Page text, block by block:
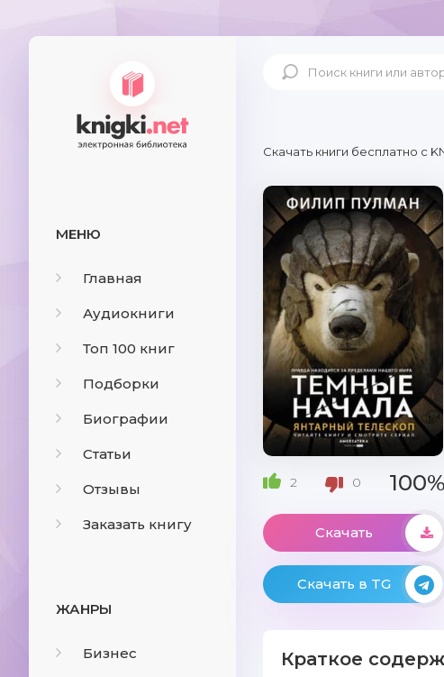
МЕНЮ
Главная
Аудиокниги
Топ 100 книг
Подборки
Биографии
Статьи
Отзывы
Заказать книгу
ЖАНРЫ
Бизнес
Скачать книги бесплатно c
2 0 100%
Скачать
Скачать в TG
Краткое